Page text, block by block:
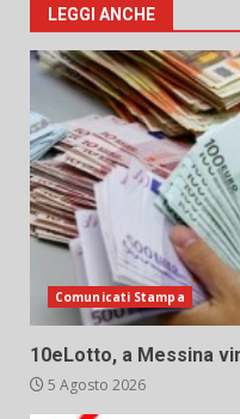
LEGGI ANCHE
Comunicati Stampa
10eLotto, a Messina
5 Agosto 2026